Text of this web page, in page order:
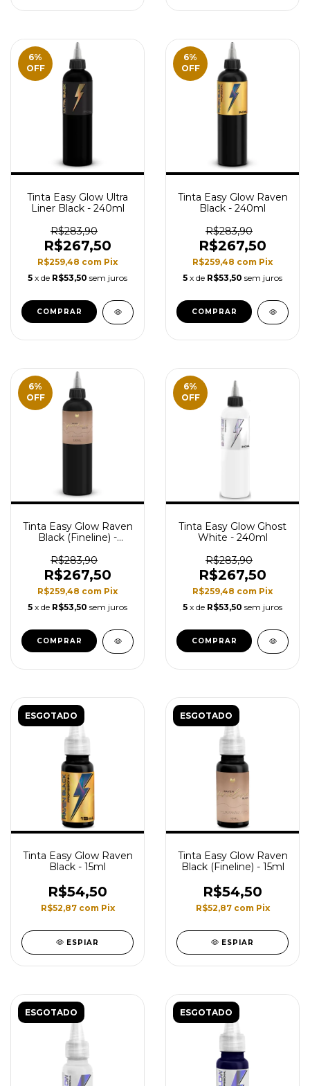
6%
OFF
Tinta Easy Glow Ultra
Liner Black - 240ml
R$283,90
R$267,50
R$259,48 com Pix
5 x de R$53,50 sem juros
6%
OFF
Tinta Easy Glow Raven
Black - 240ml
R$283,90
R$267,50
R$259,48 com Pix
5 x de R$53,50 sem juros
6%
OFF
Tinta Easy Glow Raven
Black (Fineline) -
R$283,90
R$267,50
R$259,48 com Pix
5 x de R$53,50 sem juros
6%
OFF
Tinta Easy Glow Ghost
White - 240ml
R$283,90
R$267,50
R$259,48 com Pix
5 x de R$53,50 sem juros
ESGOTADO
Tinta Easy Glow Raven
Black - 15ml
R$54,50
R$52,87 com Pix
ESPIAR
ESGOTADO
Tinta Easy Glow Raven
Black (Fineline) - 15ml
R$54,50
R$52,87 com Pix
ESPIAR
ESGOTADO ESGOTADO